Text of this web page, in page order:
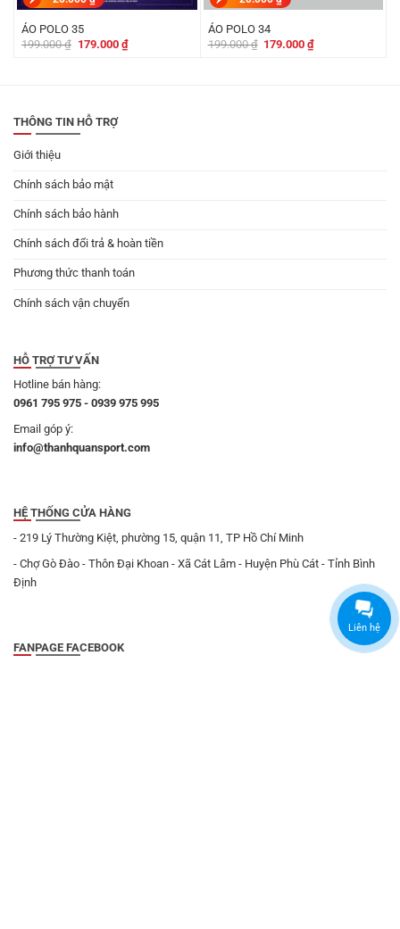
ÁO POLO 35
199.000₫ Giá
179.000 ₫Giá
hiện
ÁO POLO 34
199.000₫ Giá
179.000₫Giá
THÔNG TIN HỖ TRỢ
Giới thiệu
Chính sách bảo mật
Chính sách bảo hành
Chính sách đổi trả & hoàn tiền
Phương thức thanh toán
Chính sách vận chuyển
HỖ TRỢ TƯ VẤN
Hotline bán hàng:
0961 795 975 - 0939 975 995
Email góp ý:
info@thanhquansport.com
HỆ THỐNG CỬA HÀNG
- 219 Lý Thường Kiệt, phường 15, quận 11, TP Hồ Chí Minh
- Chợ Gò Đào - Thôn Đại Khoan - Xã Cát Lâm - Huyện Phù Cát - Tỉnh Bình
Định
FANPAGE FACEBOOK
Liên hệ